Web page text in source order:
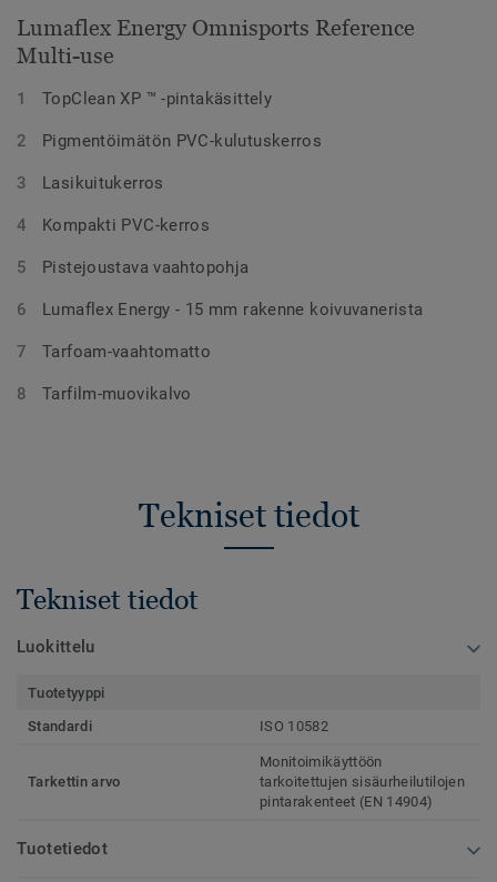
Lumaflex Energy Omnisports Reference
Multi-use
TopClean XP ™ -pintakäsittely
Pigmentöimätön PVC-kulutuskerros
Lasikuitukerros
Kompakti PVC-kerros
Pistejoustava vaahtopohja
Lumaflex Energy - 15 mm rakenne koivuvanerista
Tarfoam-vaahtomatto
Tarfilm-muovikalvo
Tekniset tiedot
Tekniset tiedot
Luokittelu
Tuotetyyppi
Standardi
ISO 10582
Tarkettin arvo
Monitoimikäyttöön
tarkoitettujen sisäurheilutilojen
pintarakenteet (EN 14904)
Tuotetiedot